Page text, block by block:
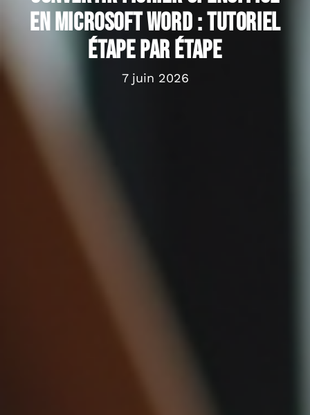
en Microsoft Word : tutoriel
étape par étape
7 juin 2026